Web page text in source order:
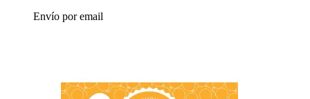
Envío por email